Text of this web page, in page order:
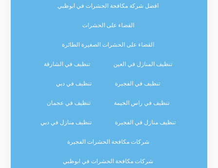
افضل شركة مكافحة الحشرات في ابوظبي
القضاء على الحشرات
القضاء على الحشرات الصغيرة الطائرة
تنظيف المنازل في العين تنظيف في الشارقة
تنظيف في الفجيرة تنظيف في دبي
تنظيف في راس الخيمة تنظيف في عجمان
تنظيف منازل في الفجيرة تنظيف منازل في دبي
شركات مكافحة الحشرات الفجيرة
شركات مكافحة الحشرات في ابوظبي